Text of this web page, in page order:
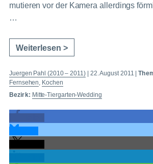
mutieren vor der Kamera allerdings
…
Weiterlesen >
Juergen Pahl (2010 – 2011)| 22. August 2011 |
Fernsehen, Kochen
Bezirk: Mitte-Tiergarten-Wedding